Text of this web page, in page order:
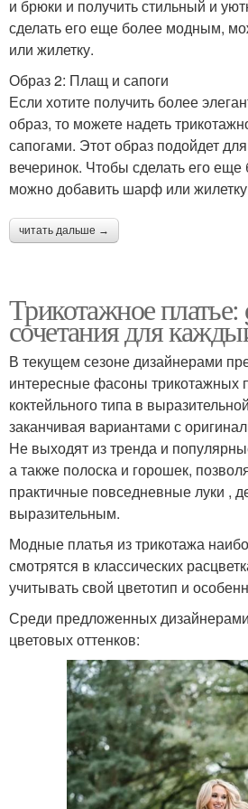
и брюки и получить стильный и
сделать его еще более модным,
или жилетку.
Образ 2: Плащ и сапоги
Если хотите получить более
образ, то можете надеть
сапогами. Этот образ подойдет
вечеринок. Чтобы сделать его
можно добавить шарф или
читать дальше →
Трикотажное
сочетания для
В текущем сезоне дизайнерами
интересные фасоны трикотажных
коктейльного типа в
заканчивая вариантами с
Не выходят из тренда и
а также полоска и горошек,
практичные повседневные луки ,
выразительным.
Модные платья из трикотажа
смотрятся в классических
учитывать свой цветотип и
Среди предложенных
цветовых оттенков: